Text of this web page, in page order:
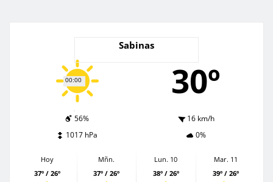
00:00
Sabinas
30º
56%
16 km/h
1017 hPa
0%
Hoy
37º / 26º
Mñn.
37º / 26º
Lun. 10
38º / 26º
Mar. 11
39º / 26º